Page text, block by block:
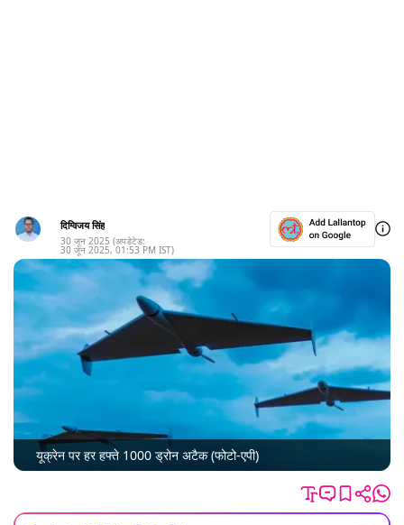
दिग्विजय सिंह
30 जून 2025 (अपडेटेड:
30 जून 2025, 01:53 PM IST)
यूक्रेन पर हर हफ्ते 1000 ड्रोन अटैक (फोटो-एपी)